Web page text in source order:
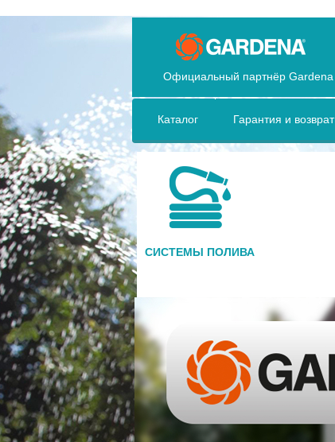
Официальный партнёр Gardena
Каталог Гарантия и возврат
СИСТЕМЫ ПОЛИВА